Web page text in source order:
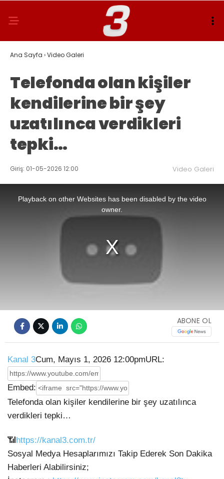
Ana Sayfa ›Video Galeri
Telefonda olan kişiler
kendilerine bir şey
uzatılınca verdikleri
tepki…
Giriş: 01-05-2026 12:00 Video Galeri
Playback on other Websites has been disabled by the video
owner.
ABONE OL
Kanal 3Cum, Mayıs 1, 2026 12:00pmURL:
Embed:
Telefonda olan kişiler kendilerine bir şey uzatılınca
verdikleri tepki…
📶https://kanal3.com.tr/
Sosyal Medya Hesaplarımızı Takip Ederek Son Dakika
Haberleri Alabilirsiniz;